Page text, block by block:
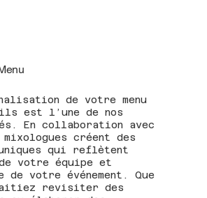
de votre menu
est l’une de nos
En collaboration avec
créent des
qui reflètent
votre équipe et
de votre événement. Que
revisiter des